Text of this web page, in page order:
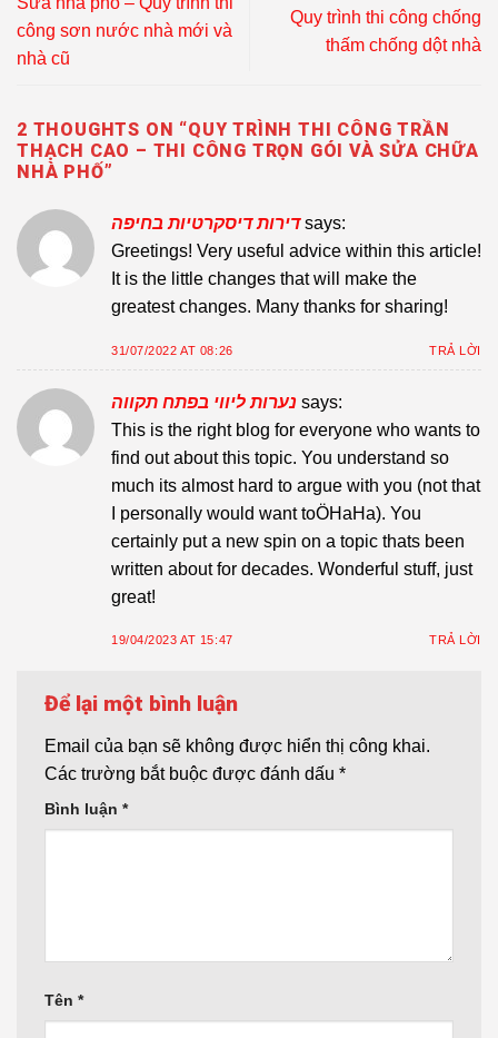
công sơn nước nhà mới và
nhà cũ
Quy trình thi công chống
thấm chống dột nhà
2 THOUGHTS ON “QUY TRÌNH THI CÔNG TRẦN
THẠCH CAO – THI CÔNG TRỌN GÓI VÀ SỬA CHỮA
NHÀ PHỐ”
דירות דיסקרטיות בחיפה says:
Greetings! Very useful advice within this article!
It is the little changes that will make the
greatest changes. Many thanks for sharing!
31/07/2022 AT 08:26 TRẢ LỜI
נערות ליווי בפתח תקווה says:
This is the right blog for everyone who wants to
find out about this topic. You understand so
much its almost hard to argue with you (not that
I personally would want toÖHaHa). You
certainly put a new spin on a topic thats been
written about for decades. Wonderful stuff, just
great!
19/04/2023 AT 15:47 TRẢ LỜI
Để lại một bình luận
Email của bạn sẽ không được hiển thị công khai.
Các trường bắt buộc được đánh dấu *
Bình luận *
Tên *